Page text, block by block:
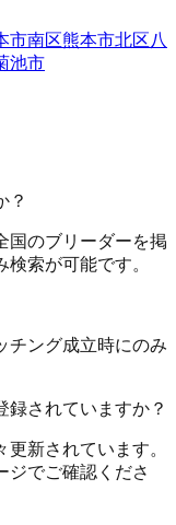
市南区熊本市北区八
池市
？
国のブリーダーを掲
索が可能です。
チング成立時にのみ
録されていますか？
新されています。
ジでご確認くださ